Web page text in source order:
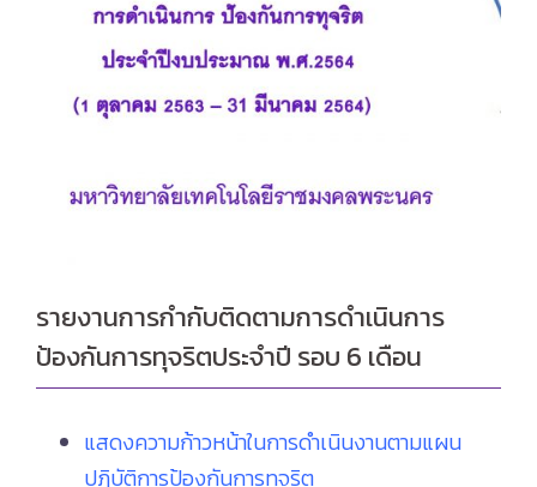
รายงานการกำกับติดตามการดำเนินการ
ป้องกันการทุจริตประจำปี รอบ 6 เดือน
แสดงความก้าวหน้าในการดำเนินงานตามแผน
ปฏิบัติการป้องกันการทุจริต